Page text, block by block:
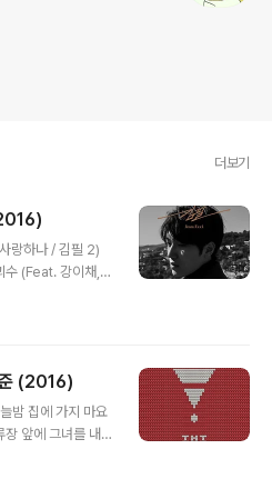
더보기
랑하나 / 김필 2)
(Feat. 강이채,
마셔 어느 하나
성북동 그 어귀에
던 이 노래를 흥얼
운 사랑을 시작하
원을 걸으며 둘이
(2016)
밤 집에 가지 마요
앞에 그녀를 내
마세요 늦어도 옆